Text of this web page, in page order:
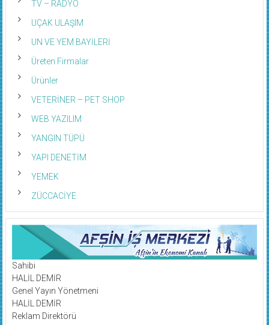
TV – RADYO
UÇAK ULAŞIM
UN VE YEM BAYİLERİ
Üreten Firmalar
Ürünler
VETERİNER – PET SHOP
WEB YAZILIM
YANGIN TÜPÜ
YAPI DENETİM
YEMEK
ZÜCCACİYE
Sahibi
HALİL DEMİR
Genel Yayın Yönetmeni
HALİL DEMİR
Reklam Direktörü